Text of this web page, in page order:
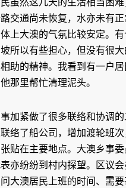
交通尚未恢复，水亦未有
上大澳的气氛比较安定。
所以有些担心，但没有很
助的精神。我看到有一户
那里帮忙清理泥头。
加紧做了很多联络和协调
络了船公司，增加渡轮班
贴在主要地点。大澳乡事委
亦纷纷到村内探望。区议
大澳居民上班的时间、需